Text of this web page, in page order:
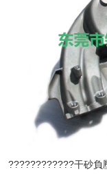
????????????干砂負